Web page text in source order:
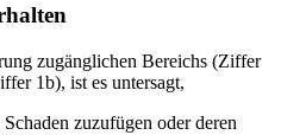
zugänglichen Bereichs (Ziffer
1b), ist es untersagt,
zuzufügen oder deren